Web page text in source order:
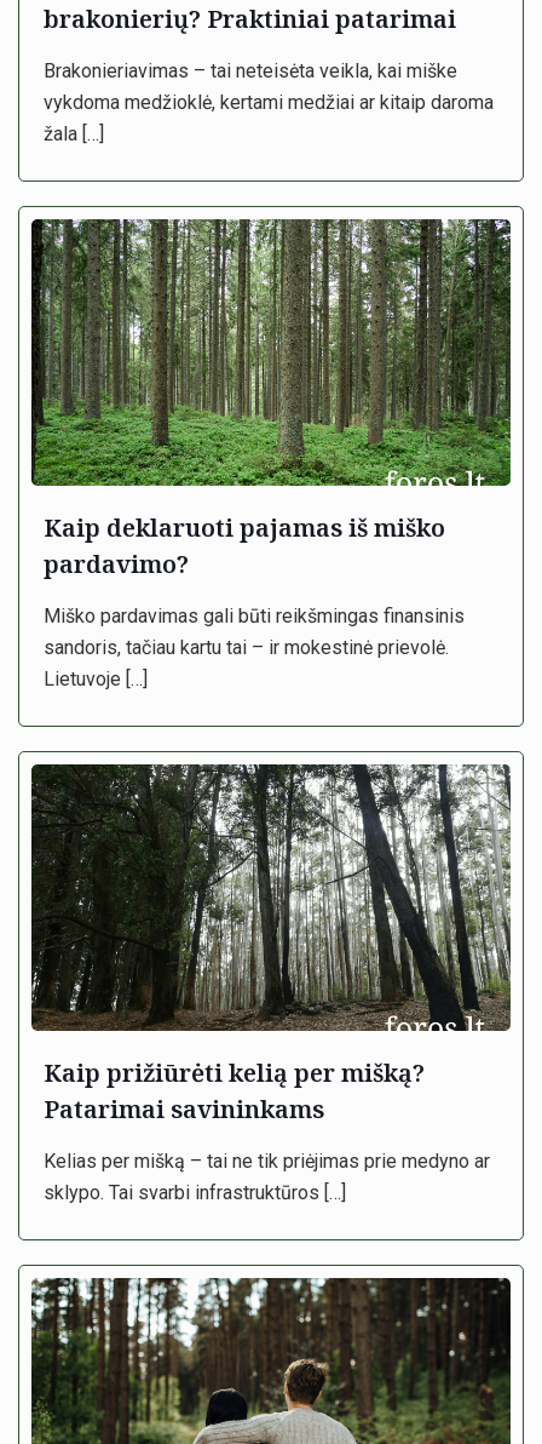
brakonierių? Praktiniai patarimai
Brakonieriavimas – tai neteisėta veikla, kai miške
vykdoma medžioklė, kertami medžiai ar kitaip daroma
žala […]
Kaip deklaruoti pajamas iš miško
pardavimo?
Miško pardavimas gali būti reikšmingas finansinis
sandoris, tačiau kartu tai – ir mokestinė prievolė.
Lietuvoje […]
Kaip prižiūrėti kelią per mišką?
Patarimai savininkams
Kelias per mišką – tai ne tik priėjimas prie medyno ar
sklypo. Tai svarbi infrastruktūros […]